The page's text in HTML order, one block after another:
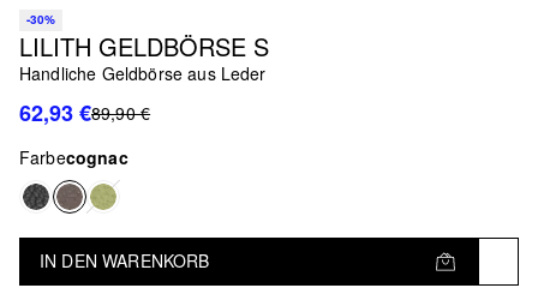
-30%
LILITH GELDBÖRSE S
Handliche Geldbörse aus Leder
62,93 €89,90 €
Farbecognac
IN DEN WARENKORB